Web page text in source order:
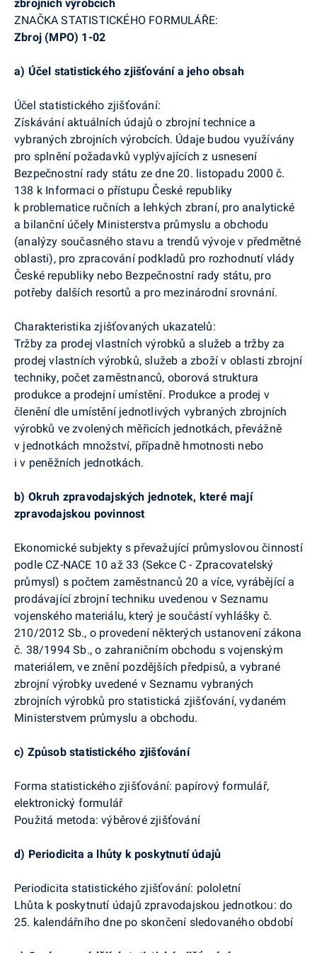
zbrojních výrobcích
ZNAČKA STATISTICKÉHO FORMULÁŘE:
Zbroj (MPO) 1-02
a) Účel statistického zjišťování a jeho obsah
Účel statistického zjišťování:
Získávání aktuálních údajů o zbrojní technice a
vybraných zbrojních výrobcích. Údaje budou využívány
pro splnění požadavků vyplývajících z usnesení
Bezpečnostní rady státu ze dne 20. listopadu 2000 č.
138 k Informaci o přístupu České republiky
k problematice ručních a lehkých zbraní, pro analytické
a bilanční účely Ministerstva průmyslu a obchodu
(analýzy současného stavu a trendů vývoje v předmětné
oblasti), pro zpracování podkladů pro rozhodnutí vlády
České republiky nebo Bezpečnostní rady státu, pro
potřeby dalších resortů a pro mezinárodní srovnání.
Charakteristika zjišťovaných ukazatelů:
Tržby za prodej vlastních výrobků a služeb a tržby za
prodej vlastních výrobků, služeb a zboží v oblasti zbrojní
techniky, počet zaměstnanců, oborová struktura
produkce a prodejní umístění. Produkce a prodej v
členění dle umístění jednotlivých vybraných zbrojních
výrobků ve zvolených měřicích jednotkách, převážně
v jednotkách množství, případně hmotnosti nebo
i v peněžních jednotkách.
b) Okruh zpravodajských jednotek, které mají
zpravodajskou povinnost
Ekonomické subjekty s převažující průmyslovou činností
podle CZ-NACE 10 až 33 (Sekce C - Zpracovatelský
průmysl) s počtem zaměstnanců 20 a více, vyrábějící a
prodávající zbrojní techniku uvedenou v Seznamu
vojenského materiálu, který je součástí vyhlášky č.
210/2012 Sb., o provedení některých ustanovení zákona
č. 38/1994 Sb., o zahraničním obchodu s vojenským
materiálem, ve znění pozdějších předpisů, a vybrané
zbrojní výrobky uvedené v Seznamu vybraných
zbrojních výrobků pro statistická zjišťování, vydaném
Ministerstvem průmyslu a obchodu.
c) Způsob statistického zjišťování
Forma statistického zjišťování: papírový formulář,
elektronický formulář
Použitá metoda:výběrové zjišťování
d) Periodicita a lhůty k poskytnutí údajů
Periodicita statistického zjišťování: pololetní
Lhůta k poskytnutí údajů zpravodajskou jednotkou: do
25. kalendářního dne po skončení sledovaného období